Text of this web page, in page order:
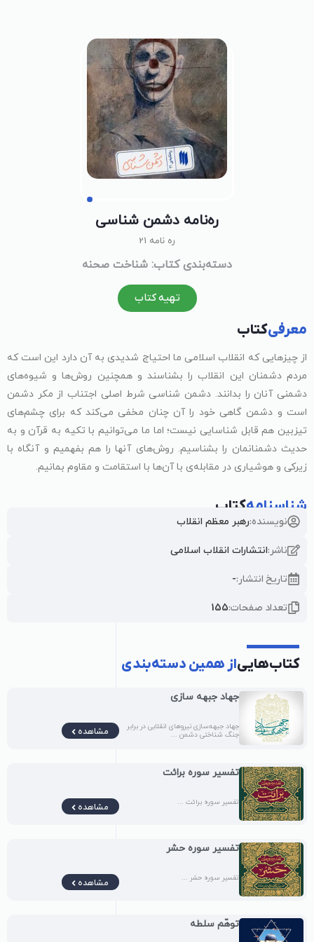
ره‌نامه‌ دشمن شناسی
ره نامه 21
دسته‌بندی کتاب: شناخت صحنه
تهیه کتاب
معرفیکتاب
از چیزهایی که انقلاب اسلامی ما احتیاج شدیدی به آن دارد این است که
مردم دشمنان این انقلاب را بشناسند و همچنین روش‌ها و شیوه‌های
دشمنی آنان را بدانند. دشمن شناسی شرط اصلی اجتناب از مکر دشمن
است و دشمن گاهی خود را آن چنان مخفی می‌کند که برای چشم‌های
تیزبین هم قابل شناسایی نیست؛ اما ما می‌توانیم با تکیه به قرآن و به
حدیث دشمنانمان را بشناسیم. روش‌های آنها را هم بفهمیم و آنگاه با
زیرکی و هوشیاری در مقابله‌ی با آن‌ها با استقامت و مقاوم بمانیم.
شناسنامهکتاب
نویسنده:رهبر معظم انقلاب
ناشر:انتشارات انقلاب اسلامی
تاریخ انتشار:-
تعداد صفحات:155
کتاب‌هاییاز همین دسته‌بندی
جهاد جبهه‌ سازی
جهاد جبهه‌سازی نیروهای انقلابی در برابر
جنگ شناختی دشمن ...
مشاهده
تفسیر سوره برائت
تفسیر سوره برائت ... مشاهده
تفسیر سوره حشر
تفسیر سوره حشر ... مشاهده
توهّم سلطه